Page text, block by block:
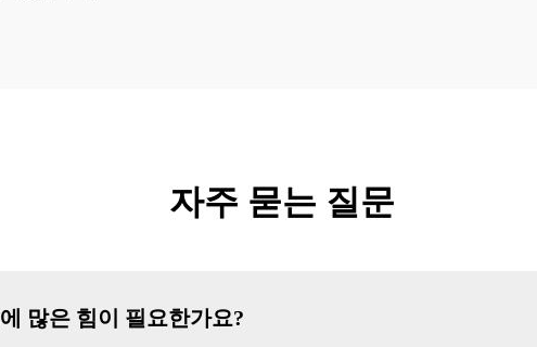
자주 묻는 질문
많은 힘이 필요한가요?